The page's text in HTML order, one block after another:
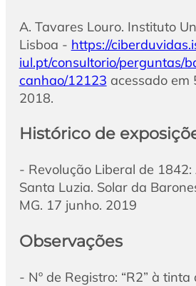
A. Tavares Louro. Instituto
Lisboa - https://
iul.pt/consultorio/perguntas/
canhao/12123 acessado em
2018.
Histórico de
- Revolução Liberal de
Santa Luzia. Solar da
MG. 17 junho. 2019
Observações
- Nº de Registro: “R2” à tinta